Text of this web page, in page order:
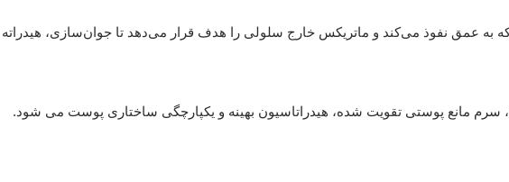
نفوذ می‌کند و ماتریکس خارج سلولی را هدف قرار می‌دهد تا جوان‌سازی، هیدراته
سرم مانع پوستی تقویت شده، هیدراتاسیون بهینه و یکپارچگی ساختاری پوست می شود.